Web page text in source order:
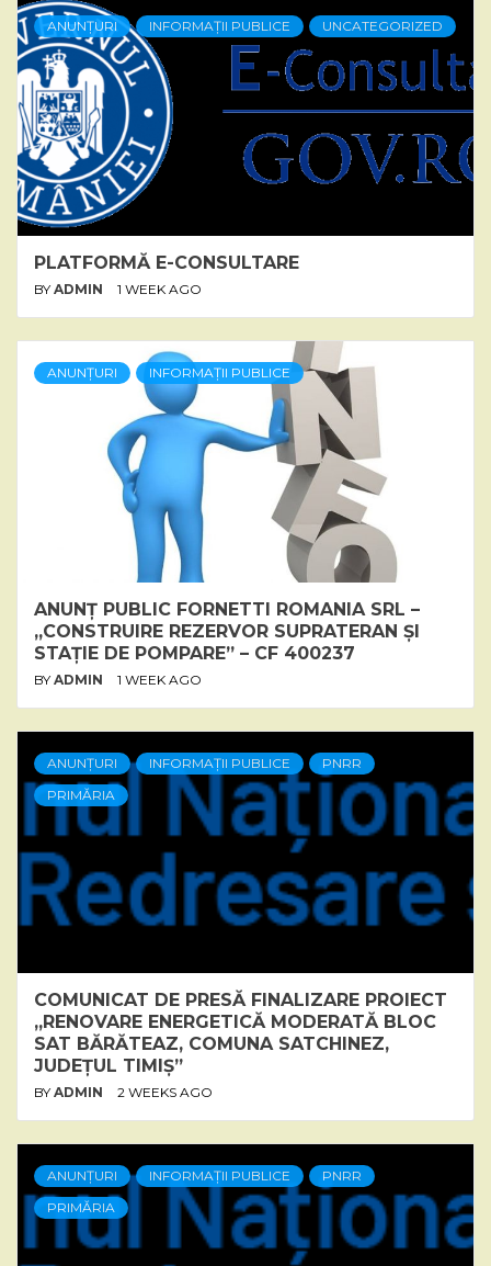
ANUNȚURI INFORMAȚII PUBLICE UNCATEGORIZED
PLATFORMĂ E-CONSULTARE
BY ADMIN 1 WEEK AGO
ANUNȚURI INFORMAȚII PUBLICE
ANUNȚ PUBLIC FORNETTI ROMANIA SRL –
„CONSTRUIRE REZERVOR SUPRATERAN ȘI
STAȚIE DE POMPARE” – CF 400237
BY ADMIN 1 WEEK AGO
ANUNȚURI INFORMAȚII PUBLICE
PNRR
PRIMĂRIA
COMUNICAT DE PRESĂ FINALIZARE PROIECT
„RENOVARE ENERGETICĂ MODERATĂ BLOC
SAT BĂRĂTEAZ, COMUNA SATCHINEZ,
JUDEȚUL TIMIȘ”
BY ADMIN 2 WEEKS AGO
ANUNȚURI INFORMAȚII PUBLICE
PNRR
PRIMĂRIA